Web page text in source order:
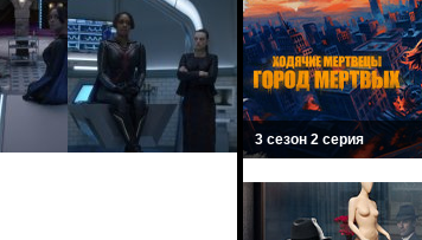
3 сезон 2 серия